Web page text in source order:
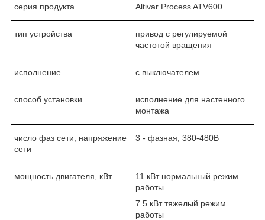
серия продукта Altivar Process ATV600
тип устройства
привод с регулируемой
частотой вращения
исполнение с выключателем
способ установки
исполнение для настенного
монтажа
число фаз сети, напряжение
сети
3 - фазная, 380-480В
мощность двигателя, кВт
11 кВт нормальный режим
работы
7.5 кВт тяжелый режим
работы